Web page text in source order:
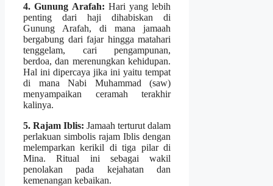
4. Gunung Arafah: Hari yang lebih
penting dari haji dihabiskan di
Gunung Arafah, di mana jamaah
bergabung dari fajar hingga matahari
tenggelam, cari pengampunan,
berdoa, dan merenungkan kehidupan.
Hal ini dipercaya jika ini yaitu tempat
di mana Nabi Muhammad (saw)
menyampaikan ceramah terakhir
kalinya.
5. Rajam Iblis: Jamaah terturut dalam
perlakuan simbolis rajam Iblis dengan
melemparkan kerikil di tiga pilar di
Mina. Ritual ini sebagai wakil
penolakan pada kejahatan dan
kemenangan kebaikan.